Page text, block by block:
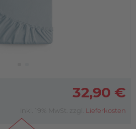
32,90 €
inkl. 19% MwSt. zzgl. Lieferkosten